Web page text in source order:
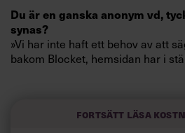
Du är en ganska anonym vd,
synas?
»Vi har inte haft ett behov av att
bakom Blocket, hemsidan har i
Vad är det största hotet mot er?
Fortsätt läsa